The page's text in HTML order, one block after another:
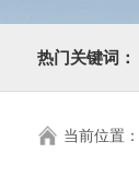
热门关键词：
当前位置：